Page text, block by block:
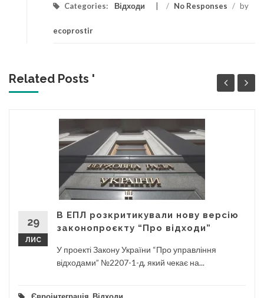
Categories: Відходи / No Responses / by
ecoprostir
Related Posts '
29
ЛИС
В ЕПЛ розкритикували нову версію
законопроєкту “Про відходи”
У проекті Закону України “Про управління
відходами” №2207-1-д, який чекає на...